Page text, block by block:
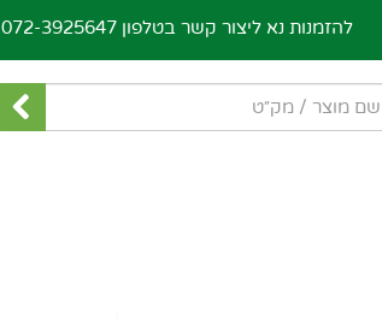
להזמנות נא ליצור קשר בטלפון 072-3925647